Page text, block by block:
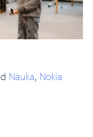
Nauka, Nokia